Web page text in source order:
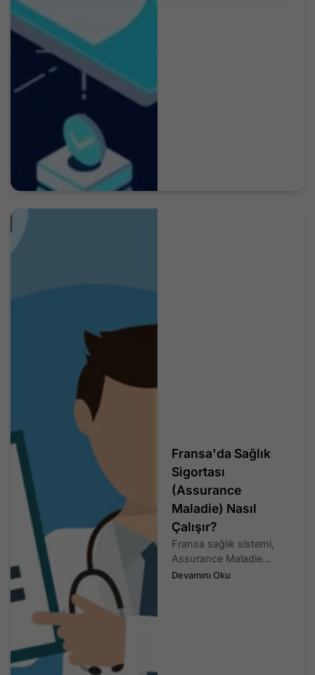
Fransa'da Sağlık
Sigortası
(Assurance
Maladie) Nasıl
Çalışır?
Fransa sağlık sistemi,
Assurance Maladie...
Devamını Oku